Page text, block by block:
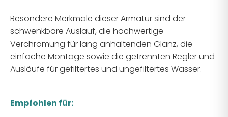
Besondere Merkmale dieser Armatur sind der
schwenkbare Auslauf, die hochwertige
Verchromung für lang anhaltenden Glanz, die
einfache Montage sowie die getrennten Regler und
Ausläufe für gefiltertes und ungefiltertes Wasser.
Empfohlen für: